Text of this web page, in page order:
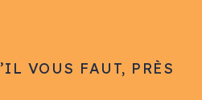
VOUS FAUT, PRÈS